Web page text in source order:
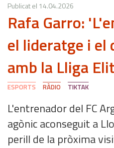
Publicat el 14.04.2026
Rafa Garro:
el lideratge i el
amb la Lliga
ESPORTS RÀDIO TIKTAK
L'entrenador del FC
agònic aconseguit a
perill de la pròxima